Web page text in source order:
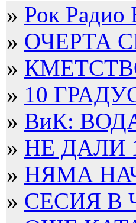
» Рок Радио
» ОЧЕРТА
»
» 10
» ВиК:
» НЕ ДАЛИ
» НЯМА
» СЕСИЯ В